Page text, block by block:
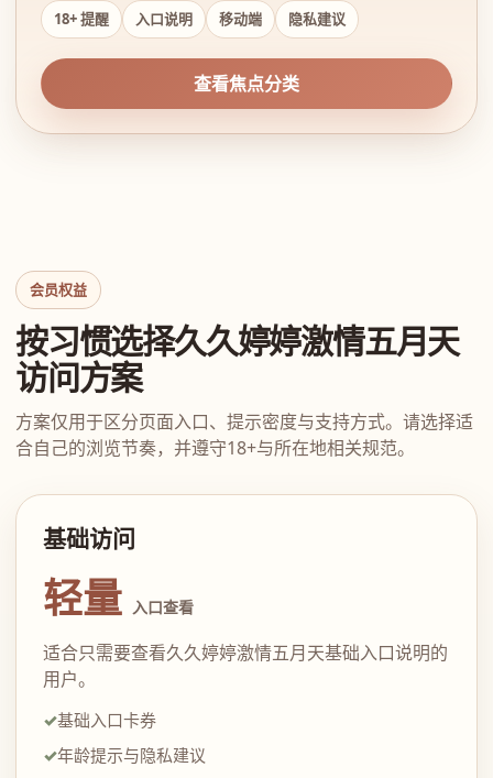
18+ 提醒 入口说明 移动端 隐私建议
查看焦点分类
会员权益
按习惯选择久久婷婷激情五月天
访问方案
方案仅用于区分页面入口、提示密度与支持方式。请选择适
合自己的浏览节奏，并遵守18+与所在地相关规范。
基础访问
轻量 入口查看
适合只需要查看久久婷婷激情五月天基础入口说明的
用户。
基础入口卡券
年龄提示与隐私建议